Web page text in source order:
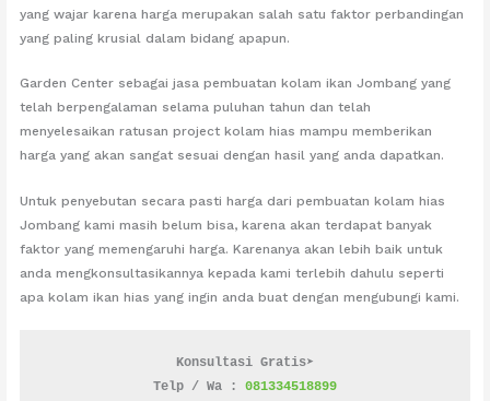
yang wajar karena harga merupakan salah satu faktor perbandingan
yang paling krusial dalam bidang apapun.
Garden Center sebagai jasa pembuatan kolam ikan Jombang yang
telah berpengalaman selama puluhan tahun dan telah
menyelesaikan ratusan project kolam hias mampu memberikan
harga yang akan sangat sesuai dengan hasil yang anda dapatkan.
Untuk penyebutan secara pasti harga dari pembuatan kolam hias
Jombang kami masih belum bisa, karena akan terdapat banyak
faktor yang memengaruhi harga. Karenanya akan lebih baik untuk
anda mengkonsultasikannya kepada kami terlebih dahulu seperti
apa kolam ikan hias yang ingin anda buat dengan mengubungi kami.
Konsultasi Gratis➤
Telp / Wa : 081334518899